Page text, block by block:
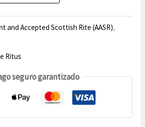
and Accepted Scottish Rite (AASR),
Ritus
seguro garantizado